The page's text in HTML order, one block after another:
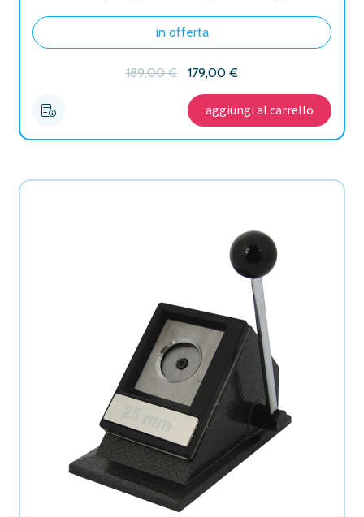
in offerta
189,00€
originale
era:
189,00 €.
179,00€
attuale
è:
179,00 €.
aggiungi al carrello